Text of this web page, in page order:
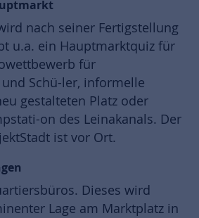
nach seiner Fertigstellung
u.a. ein Hauptmarktquiz für
für
Schü-ler, informelle
gestalteten Platz oder
on des Leinakanals. Der
ist vor Ort.
Dieses wird
Lage am Marktplatz in